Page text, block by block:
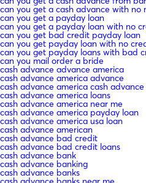
can you get a cash advance with no
can you get a payday loan
can you get a payday loan with no
can you get bad credit payday loan
can you get payday loan with no
can you get payday loans with bad
can you mail order a bride
cash advance advance america
cash advance america advance
cash advance america cash advance
cash advance america loans
cash advance america near me
cash advance america payday loan
cash advance america usa loan
cash advance american
cash advance bad credit
cash advance bad credit loans
cash advance bank
cash advance banking
cash advance banks